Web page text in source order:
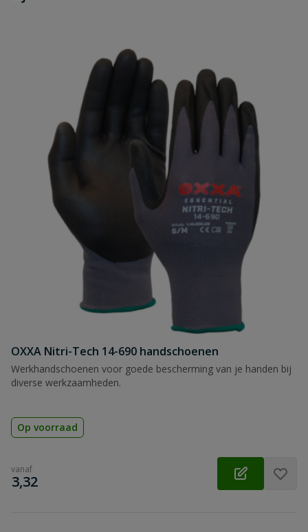
OXXA Nitri-Tech 14-690 handschoenen
Werkhandschoenen voor goede bescherming van je handen bij
diverse werkzaamheden.
Op voorraad
vanaf
€
3,32